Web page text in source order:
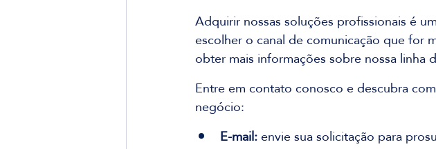
Adquirir nossas soluções profissionais é
escolher o canal de comunicação que for
obter mais informações sobre nossa linha
Entre em contato conosco e descubra
negócio:
E-mail: envie sua solicitação para